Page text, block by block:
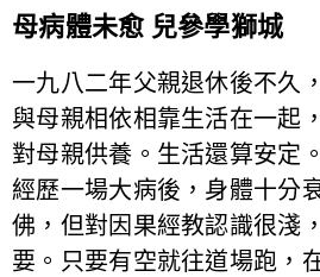
母病體未愈 兒參學獅城
一九八二年父親退休後不久
與母親相依相靠生活在一起
對母親供養。生活還算安定
經歷一場大病後，身體十分
佛，但對因果經教認識很淺
要。只要有空就往道場跑，